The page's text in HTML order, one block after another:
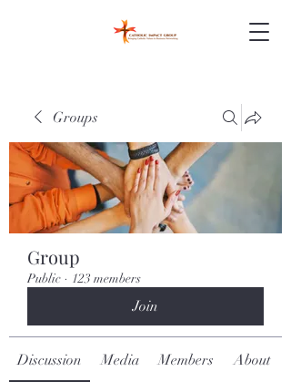
Groups
Group
Public · 123 members
Join
Discussion Media Members About